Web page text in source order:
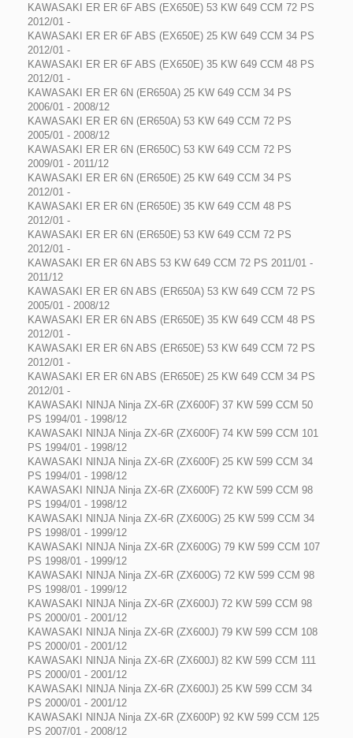
KAWASAKI ER ER 6F ABS (EX650E) 53 KW 649 CCM 72 PS
2012/01 -
KAWASAKI ER ER 6F ABS (EX650E) 25 KW 649 CCM 34 PS
2012/01 -
KAWASAKI ER ER 6F ABS (EX650E) 35 KW 649 CCM 48 PS
2012/01 -
KAWASAKI ER ER 6N (ER650A) 25 KW 649 CCM 34 PS
2006/01 - 2008/12
KAWASAKI ER ER 6N (ER650A) 53 KW 649 CCM 72 PS
2005/01 - 2008/12
KAWASAKI ER ER 6N (ER650C) 53 KW 649 CCM 72 PS
2009/01 - 2011/12
KAWASAKI ER ER 6N (ER650E) 25 KW 649 CCM 34 PS
2012/01 -
KAWASAKI ER ER 6N (ER650E) 35 KW 649 CCM 48 PS
2012/01 -
KAWASAKI ER ER 6N (ER650E) 53 KW 649 CCM 72 PS
2012/01 -
KAWASAKI ER ER 6N ABS 53 KW 649 CCM 72 PS 2011/01 -
2011/12
KAWASAKI ER ER 6N ABS (ER650A) 53 KW 649 CCM 72 PS
2005/01 - 2008/12
KAWASAKI ER ER 6N ABS (ER650E) 35 KW 649 CCM 48 PS
2012/01 -
KAWASAKI ER ER 6N ABS (ER650E) 53 KW 649 CCM 72 PS
2012/01 -
KAWASAKI ER ER 6N ABS (ER650E) 25 KW 649 CCM 34 PS
2012/01 -
KAWASAKI NINJA Ninja ZX-6R (ZX600F) 37 KW 599 CCM 50
PS 1994/01 - 1998/12
KAWASAKI NINJA Ninja ZX-6R (ZX600F) 74 KW 599 CCM 101
PS 1994/01 - 1998/12
KAWASAKI NINJA Ninja ZX-6R (ZX600F) 25 KW 599 CCM 34
PS 1994/01 - 1998/12
KAWASAKI NINJA Ninja ZX-6R (ZX600F) 72 KW 599 CCM 98
PS 1994/01 - 1998/12
KAWASAKI NINJA Ninja ZX-6R (ZX600G) 25 KW 599 CCM 34
PS 1998/01 - 1999/12
KAWASAKI NINJA Ninja ZX-6R (ZX600G) 79 KW 599 CCM 107
PS 1998/01 - 1999/12
KAWASAKI NINJA Ninja ZX-6R (ZX600G) 72 KW 599 CCM 98
PS 1998/01 - 1999/12
KAWASAKI NINJA Ninja ZX-6R (ZX600J) 72 KW 599 CCM 98
PS 2000/01 - 2001/12
KAWASAKI NINJA Ninja ZX-6R (ZX600J) 79 KW 599 CCM 108
PS 2000/01 - 2001/12
KAWASAKI NINJA Ninja ZX-6R (ZX600J) 82 KW 599 CCM 111
PS 2000/01 - 2001/12
KAWASAKI NINJA Ninja ZX-6R (ZX600J) 25 KW 599 CCM 34
PS 2000/01 - 2001/12
KAWASAKI NINJA Ninja ZX-6R (ZX600P) 92 KW 599 CCM 125
PS 2007/01 - 2008/12